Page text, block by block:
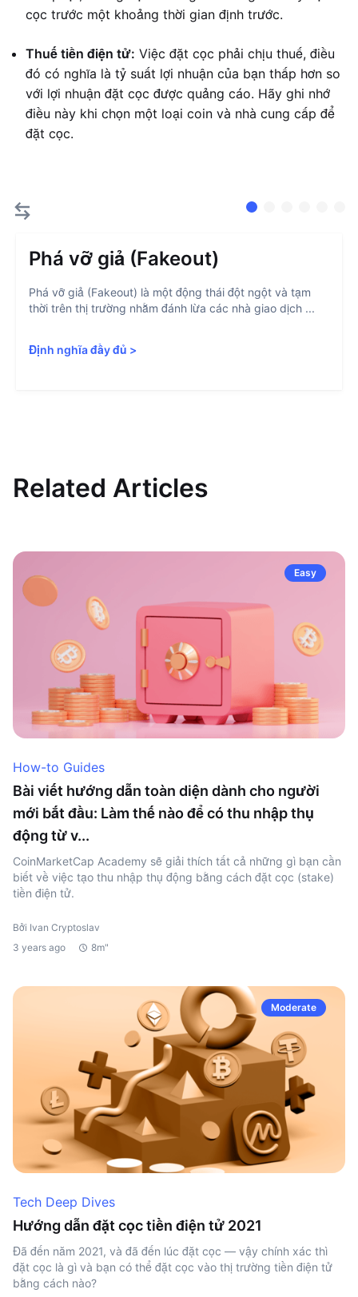
cọc trước một khoảng thời gian định trước.
Thuế tiền điện tử: Việc đặt cọc phải chịu thuế, điều
đó có nghĩa là tỷ suất lợi nhuận của bạn thấp hơn so
với lợi nhuận đặt cọc được quảng cáo. Hãy ghi nhớ
điều này khi chọn một loại coin và nhà cung cấp để
đặt cọc.
Phá vỡ giả (Fakeout)
Phá vỡ giả (Fakeout) là một động thái đột ngột và tạm
thời trên thị trường nhằm đánh lừa các nhà giao dịch ...
Định nghĩa đầy đủ >
Related Articles
Easy
How-to Guides
Bài viết hướng dẫn toàn diện dành cho người
mới bắt đầu: Làm thế nào để có thu nhập thụ
động từ v...
CoinMarketCap Academy sẽ giải thích tất cả những gì bạn cần
biết về việc tạo thu nhập thụ động bằng cách đặt cọc (stake)
tiền điện tử.
Bởi Ivan Cryptoslav
3 years ago
8m"
Moderate
Tech Deep Dives
Hướng dẫn đặt cọc tiền điện tử 2021
Đã đến năm 2021, và đã đến lúc đặt cọc — vậy chính xác thì
đặt cọc là gì và bạn có thể đặt cọc vào thị trường tiền điện tử
bằng cách nào?